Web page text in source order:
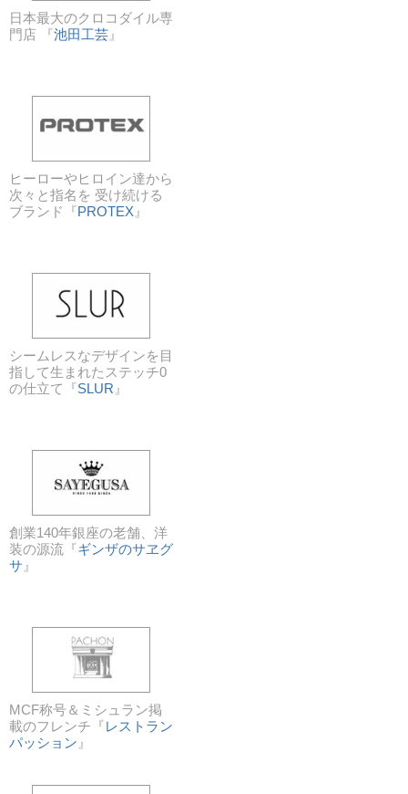
日本最大のクロコダイル専
門店 『池田工芸 』
ヒーローやヒロイン達から
次々と指名を 受け続ける
ブランド『PROTEX 』
シームレスなデザインを目
指して生まれたステッチ0
の仕立て『SLUR 』
創業140年銀座の老舗、洋
装の源流『ギンザのサヱグ
サ 』
MCF称号＆ミシュラン掲
載のフレンチ『レストラン
パッション 』